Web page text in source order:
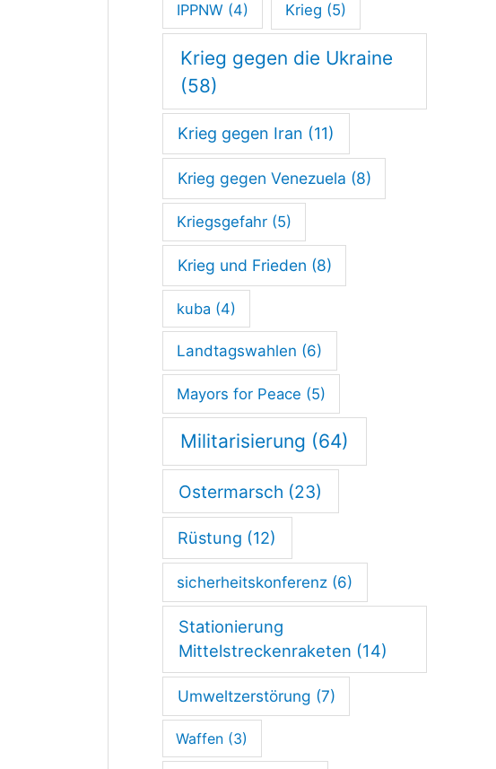
ä
s
i
a
IPPNW (4) Krieg (5)
Krieg gegen die Ukraine
(58)
Krieg gegen Iran (11)
Krieg gegen Venezuela (8)
Kriegsgefahr (5)
Krieg und Frieden (8)
kuba (4)
Landtagswahlen (6)
Mayors for Peace (5)
Militarisierung (64)
Ostermarsch (23)
Rüstung (12)
sicherheitskonferenz (6)
Stationierung
Mittelstreckenraketen (14)
Umweltzerstörung (7)
Waffen (3)